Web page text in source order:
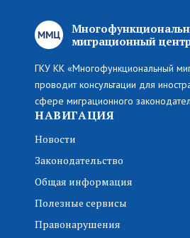
миграционный
ГКУ КК «Многофункциональный
проводит консультации для
сфере миграционного
НАВИГАЦИЯ
Новости
Законодательство
Общая информация
Полезные сервисы
Правонарушения